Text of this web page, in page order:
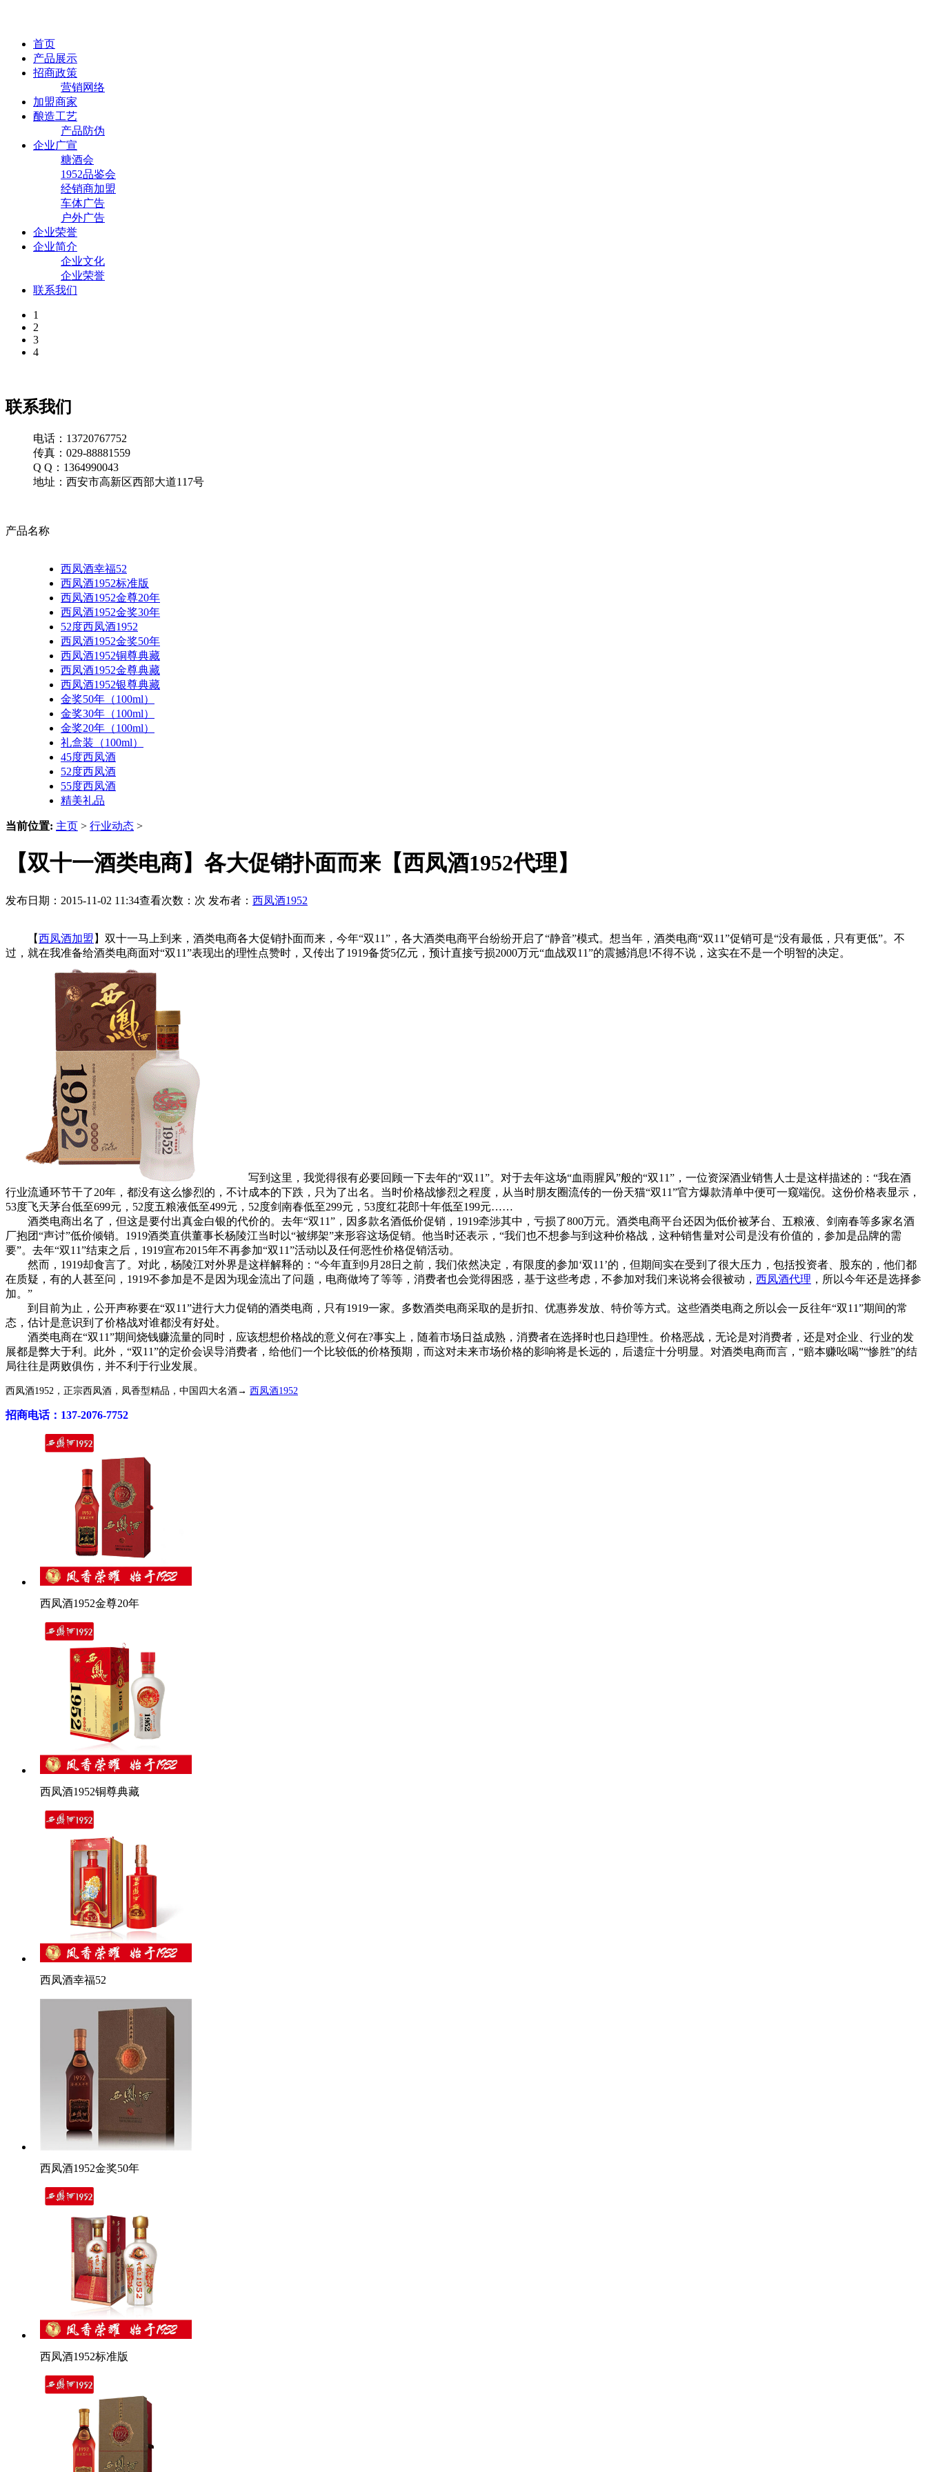
首页
产品展示
招商政策
营销网络
加盟商家
酿造工艺
产品防伪
企业广宣
糖酒会
1952品鉴会
经销商加盟
车体广告
户外广告
企业荣誉
企业简介
企业文化
企业荣誉
联系我们
1
2
3
4
联系我们
电话：13720767752
传真：029-88881559
Q Q：1364990043
地址：西安市高新区西部大道117号
产品名称
西凤酒幸福52
西凤酒1952标准版
西凤酒1952金尊20年
西凤酒1952金奖30年
52度西凤酒1952
西凤酒1952金奖50年
西凤酒1952铜尊典藏
西凤酒1952金尊典藏
西凤酒1952银尊典藏
金奖50年（100ml）
金奖30年（100ml）
金奖20年（100ml）
礼盒装（100ml）
45度西凤酒
52度西凤酒
55度西凤酒
精美礼品
当前位置: 主页 > 行业动态 >
【双十一酒类电商】各大促销扑面而来【西凤酒1952代理】
发布日期：2015-11-02 11:34查看次数： 次 发布者： 西凤酒1952
【西凤酒加盟 】双十一马上到来，酒类电商各大促销扑面而来，今年“双11”，各大酒类电商平台纷纷开启了“静音”模式。想当年，酒类电商“双11”促销可是“没有最低，只有更低”。不
过，就在我准备给酒类电商面对“双11”表现出的理性点赞时，又传出了1919备货5亿元，预计直接亏损2000万元“血战双11”的震撼消息!不得不说，这实在不是一个明智的决定。
写到这里，我觉得很有必要回顾一下去年的“双11”。对于去年这场“血雨腥风”般的“双11”，一位资深酒业销售人士是这样描述的：“我在酒
行业流通环节干了20年，都没有这么惨烈的，不计成本的下跌，只为了出名。当时价格战惨烈之程度，从当时朋友圈流传的一份天猫“双11”官方爆款清单中便可一窥端倪。这份价格表显示，
53度飞天茅台低至699元，52度五粮液低至499元，52度剑南春低至299元，53度红花郎十年低至199元……
酒类电商出名了，但这是要付出真金白银的代价的。去年“双11”，因多款名酒低价促销，1919牵涉其中，亏损了800万元。酒类电商平台还因为低价被茅台、五粮液、剑南春等多家名酒
厂抱团“声讨”低价倾销。1919酒类直供董事长杨陵江当时以“被绑架”来形容这场促销。他当时还表示，“我们也不想参与到这种价格战，这种销售量对公司是没有价值的，参加是品牌的需
要”。去年“双11”结束之后，1919宣布2015年不再参加“双11”活动以及任何恶性价格促销活动。
然而，1919却食言了。对此，杨陵江对外界是这样解释的：“今年直到9月28日之前，我们依然决定，有限度的参加‘双11’的，但期间实在受到了很大压力，包括投资者、股东的，他们都
在质疑，有的人甚至问，1919不参加是不是因为现金流出了问题，电商做垮了等等，消费者也会觉得困惑，基于这些考虑，不参加对我们来说将会很被动， 西凤酒代理 ，所以今年还是选择参
加。”
到目前为止，公开声称要在“双11”进行大力促销的酒类电商，只有1919一家。多数酒类电商采取的是折扣、优惠券发放、特价等方式。这些酒类电商之所以会一反往年“双11”期间的常
态，估计是意识到了价格战对谁都没有好处。
酒类电商在“双11”期间烧钱赚流量的同时，应该想想价格战的意义何在?事实上，随着市场日益成熟，消费者在选择时也日趋理性。价格恶战，无论是对消费者，还是对企业、行业的发
展都是弊大于利。此外，“双11”的定价会误导消费者，给他们一个比较低的价格预期，而这对未来市场价格的影响将是长远的，后遗症十分明显。对酒类电商而言，“赔本赚吆喝”“惨胜”的结
局往往是两败俱伤，并不利于行业发展。
西凤酒1952，正宗西凤酒，凤香型精品，中国四大名酒→ 西凤酒1952
招商电话：137-2076-7752
西凤酒1952金尊20年
西凤酒1952铜尊典藏
西凤酒幸福52
西凤酒1952金奖50年
西凤酒1952标准版